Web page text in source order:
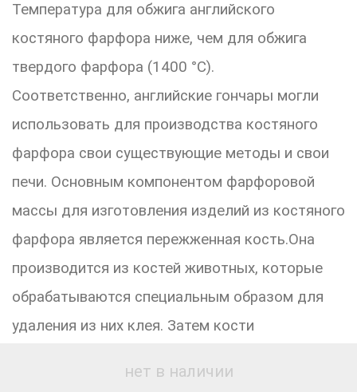
Температура для обжига английского
костяного фарфора ниже, чем для обжига
твердого фарфора (1400 °C).
Соответственно, английские гончары могли
использовать для производства костяного
фарфора свои существующие методы и свои
печи. Основным компонентом фарфоровой
массы для изготовления изделий из костяного
фарфора является пережженная кость.Она
производится из костей животных, которые
обрабатываются специальным образом для
удаления из них клея. Затем кости
нет в наличии